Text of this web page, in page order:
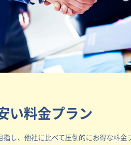
い料金プラン
し、他社に比べて圧倒的にお得な料金